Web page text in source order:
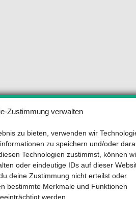
Zustimmung verwalten
zu bieten, verwenden wir
zu speichern und/oder
Technologien zustimmst, können
oder eindeutige IDs auf dieser
deine Zustimmung nicht erteilst oder
bestimmte Merkmale und Funktionen
werden.
zum Erfolg
und Implementierung eines
Geschäftsmodells sind für jedes
unverzichtbar. Das Business
Canvas hilft, sich dabei auf das
zu konzentrieren und stets im Blick
behalten, worauf es wirklich ankommt.